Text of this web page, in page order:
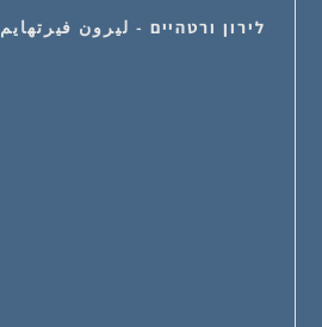
לירון ורטהיים - ليرون فيرتهايم